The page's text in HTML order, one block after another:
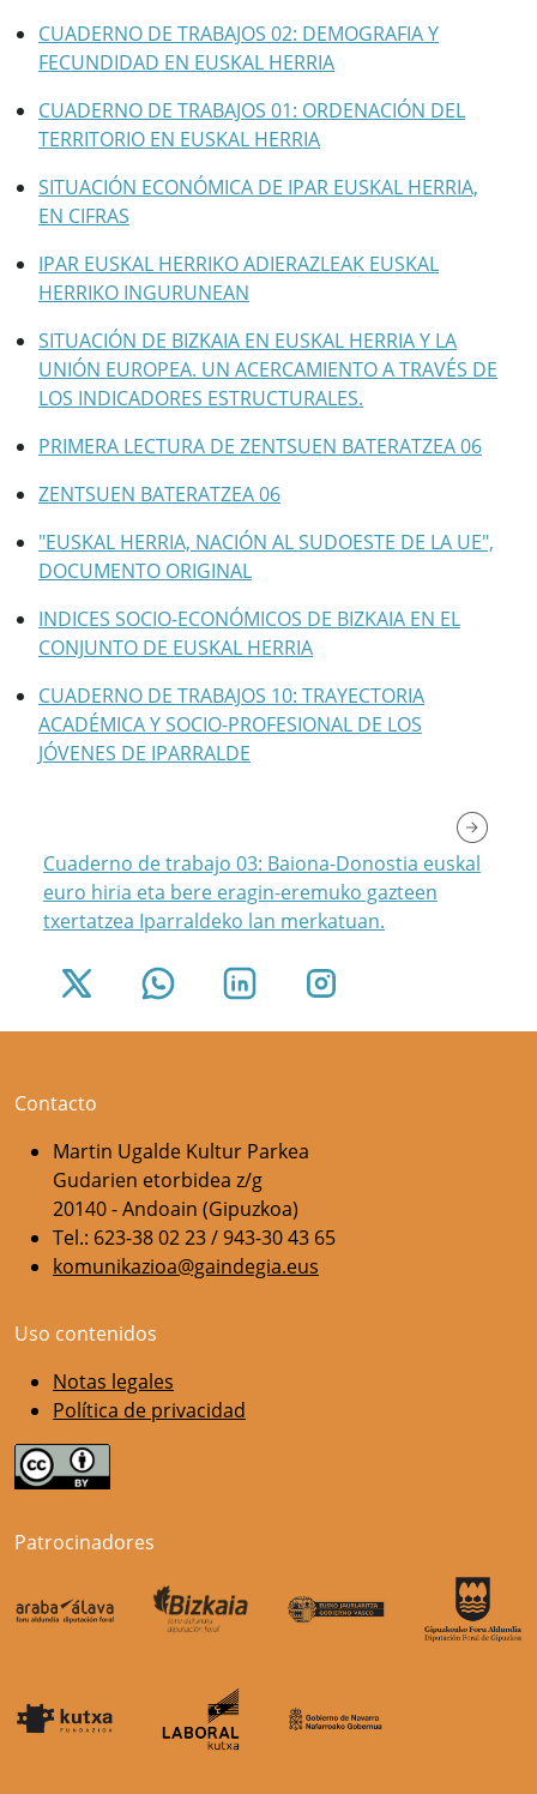
CUADERNO DE TRABAJOS 02: DEMOGRAFIA Y
FECUNDIDAD EN EUSKAL HERRIA
CUADERNO DE TRABAJOS 01: ORDENACIÓN DEL
TERRITORIO EN EUSKAL HERRIA
SITUACIÓN ECONÓMICA DE IPAR EUSKAL HERRIA,
EN CIFRAS
IPAR EUSKAL HERRIKO ADIERAZLEAK EUSKAL
HERRIKO INGURUNEAN
SITUACIÓN DE BIZKAIA EN EUSKAL HERRIA Y LA
UNIÓN EUROPEA. UN ACERCAMIENTO A TRAVÉS DE
LOS INDICADORES ESTRUCTURALES.
PRIMERA LECTURA DE ZENTSUEN BATERATZEA 06
ZENTSUEN BATERATZEA 06
"EUSKAL HERRIA, NACIÓN AL SUDOESTE DE LA UE",
DOCUMENTO ORIGINAL
INDICES SOCIO-ECONÓMICOS DE BIZKAIA EN EL
CONJUNTO DE EUSKAL HERRIA
CUADERNO DE TRABAJOS 10: TRAYECTORIA
ACADÉMICA Y SOCIO-PROFESIONAL DE LOS
JÓVENES DE IPARRALDE
Cuaderno de trabajo 03: Baiona-Donostia euskal
euro hiria eta bere eragin-eremuko gazteen
txertatzea Iparraldeko lan merkatuan.
Contacto
Martin Ugalde Kultur Parkea
Gudarien etorbidea z/g
20140 - Andoain (Gipuzkoa)
Tel.: 623-38 02 23 / 943-30 43 65
komunikazioa@gaindegia.eus
Uso contenidos
Notas legales
Política de privacidad
Patrocinadores